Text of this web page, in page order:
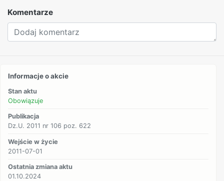
Komentarze
Informacje o akcie
Stan aktu
Obowiązuje
Publikacja
Dz.U. 2011 nr 106 poz. 622
Wejście w życie
2011-07-01
Ostatnia zmiana aktu
01.10.2024